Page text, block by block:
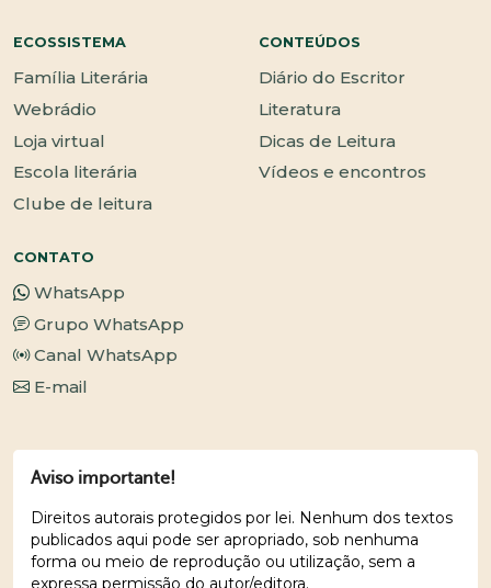
ECOSSISTEMA
Família Literária
Webrádio
Loja virtual
Escola literária
Clube de leitura
CONTEÚDOS
Diário do Escritor
Literatura
Dicas de Leitura
Vídeos e encontros
CONTATO
WhatsApp
Grupo WhatsApp
Canal WhatsApp
E-mail
Aviso importante!
Direitos autorais protegidos por lei. Nenhum dos textos
publicados aqui pode ser apropriado, sob nenhuma
forma ou meio de reprodução ou utilização, sem a
expressa permissão do autor/editora.